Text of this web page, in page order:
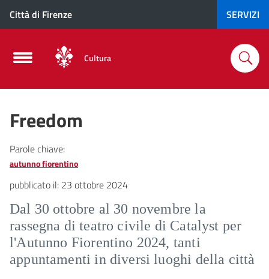
Città di Firenze SERVIZI
Cultura
Freedom
Parole chiave:
autunno fiorentino
pubblicato il: 23 ottobre 2024
Dal 30 ottobre al 30 novembre la
rassegna di teatro civile di Catalyst per
l'Autunno Fiorentino 2024, tanti
appuntamenti in diversi luoghi della città